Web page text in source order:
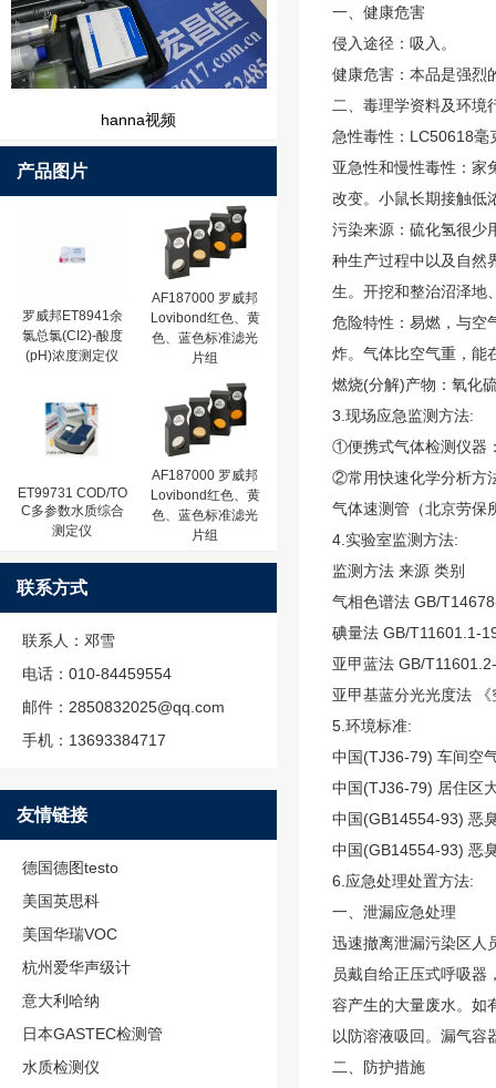
hanna视频
产品图片
罗威邦ET8941余
氯总氯(CI2)-酸度
(pH)浓度测定仪
AF187000 罗威邦
Lovibond红色、黄
色、蓝色标准滤光
片组
ET99731 COD/TO
C多参数水质综合
测定仪
AF187000 罗威邦
Lovibond红色、黄
色、蓝色标准滤光
片组
联系方式
联系人：邓雪
电话：010-84459554
邮件：2850832025@qq.com
手机：13693384717
友情链接
德国德图testo
美国英思科
美国华瑞VOC
杭州爱华声级计
意大利哈纳
日本GASTEC检测管
水质检测仪
一、健康危害
侵入途径：吸入。
健康危害：本品是强烈
二、毒理学资料及环境
急性毒性：LC50618毫
亚急性和慢性毒性：家
改变。小鼠长期接触低
污染来源：硫化氢很少
种生产过程中以及自然
生。开挖和整治沼泽地
危险特性：易燃，与空
炸。气体比空气重，能
燃烧(分解)产物：氧化
3.现场应急监测方法:
①便携式气体检测仪器
②常用快速化学分析方
气体速测管（北京劳保
4.实验室监测方法:
监测方法 来源 类别
气相色谱法 GB/
碘量法 GB/T11601.1-
亚甲蓝法 GB/
亚甲基蓝分光光度法
5.环境标准:
中国(TJ36-79) 车间空
中国(TJ36-79) 居住区
中国(GB14554-93) 恶
中国(GB14554-93) 恶
6.应急处理处置方法:
一、泄漏应急处理
迅速撤离泄漏污染区人
员戴自给正压式呼吸器
容产生的大量废水。如
以防溶液吸回。漏气容
二、防护措施